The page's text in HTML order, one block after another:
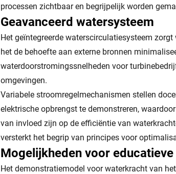
processen zichtbaar en begrijpelijk worden
Geavanceerd watersysteem
Het geïntegreerde waterscirculatiesysteem
het de behoefte aan externe bronnen
waterdoorstromingssnelheden voor
omgevingen.
Variabele stroomregelmechanismen stellen
elektrische opbrengst te demonstreren,
van invloed zijn op de efficiëntie van
versterkt het begrip van principes voor
Mogelijkheden voor
Het demonstratiemodel voor waterkracht van